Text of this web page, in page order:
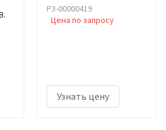
РЗ-00000419
Цена по запросу
Узнать цену